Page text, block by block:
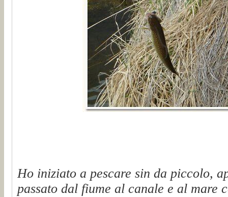
Ho iniziato a pescare sin da piccolo,
passato dal fiume al canale e al mare